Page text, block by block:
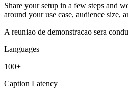
Share your setup in a few steps and
around your use case, audience size,
A reuniao de demonstracao sera
Languages
100+
Caption Latency